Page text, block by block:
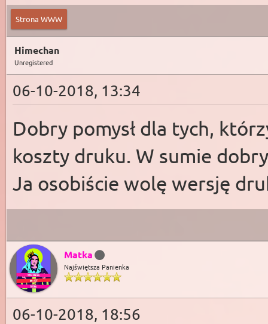
Strona WWW
Himechan
Unregistered
06-10-2018, 13:34
Dobry pomysł dla tych,
koszty druku. W sumie
Ja osobiście wolę wersję
Matka
Najświętsza Panienka
06-10-2018, 18:56